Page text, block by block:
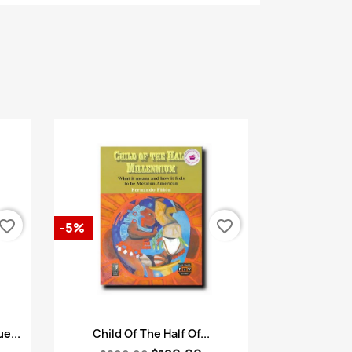
favorite_border
Vista rápida
Child Of The Half Of...
-5% favorite_border